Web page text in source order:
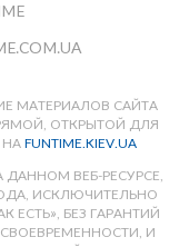
МАТЕРИАЛОВ САЙТА
ОТКРЫТОЙ ДЛЯ
НАFUNTIME.KIEV.UA
ВЕБ-РЕСУРСЕ,
ИСКЛЮЧИТЕЛЬНО
БЕЗ ГАРАНТИЙ
И